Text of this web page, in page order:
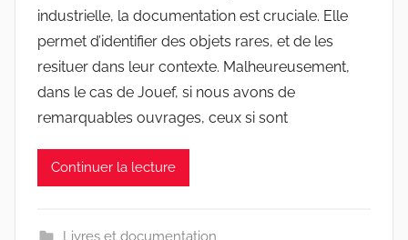
industrielle, la documentation est cruciale. Elle
permet d’identifier des objets rares, et de les
resituer dans leur contexte. Malheureusement,
dans le cas de Jouef, si nous avons de
remarquables ouvrages, ceux si sont
Continuer la lecture
Livres et documentation